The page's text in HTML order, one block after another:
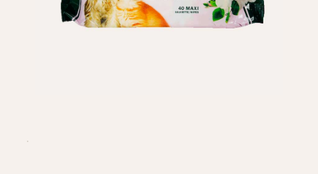
Оптовим клієнтам